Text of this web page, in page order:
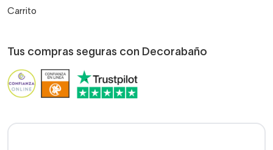
Carrito
Tus compras seguras con Decorabaño